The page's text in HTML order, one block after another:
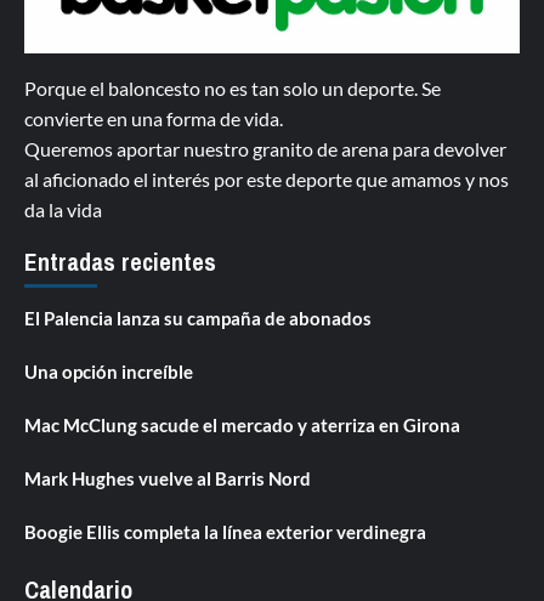
Porque el baloncesto no es tan solo un deporte. Se
convierte en una forma de vida.
Queremos aportar nuestro granito de arena para devolver
al aficionado el interés por este deporte que amamos y nos
da la vida
Entradas recientes
El Palencia lanza su campaña de abonados
Una opción increíble
Mac McClung sacude el mercado y aterriza en Girona
Mark Hughes vuelve al Barris Nord
Boogie Ellis completa la línea exterior verdinegra
Calendario